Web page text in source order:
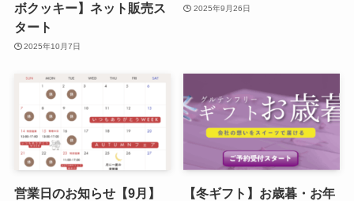
ボクッキー】ネット販売ス
タート
2025年10月7日
2025年9月26日
営業日のお知らせ【9月】
【冬ギフト】お歳暮・お年